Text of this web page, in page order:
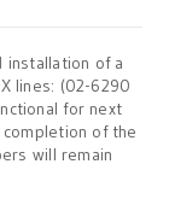
installation of a
lines: (02-6290
for next
of the
will remain